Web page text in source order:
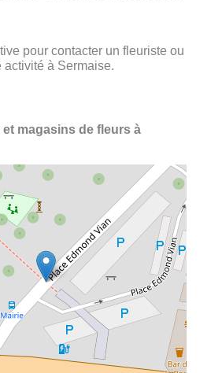
pour contacter un fleuriste ou
activité à Sermaise.
et magasins de fleurs à